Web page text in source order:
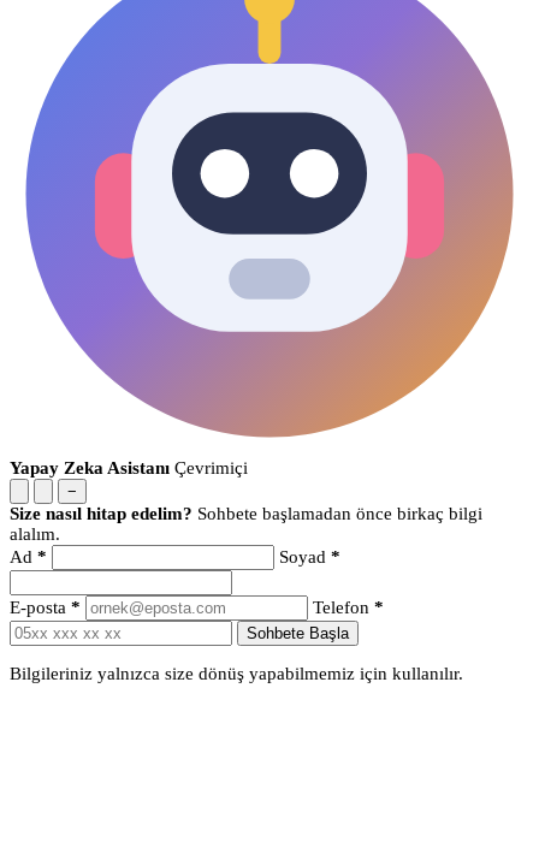
Yapay Zeka Asistanı Çevrimiçi
−
Size nasıl hitap edelim? Sohbete başlamadan önce birkaç bilgi
alalım.
Ad * Soyad *
E-posta * Telefon *
Sohbete Başla
Bilgileriniz yalnızca size dönüş yapabilmemiz için kullanılır.